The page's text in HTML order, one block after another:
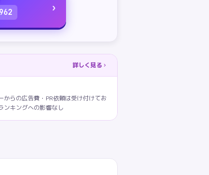
›
詳しく見る
からの広告費・PR依頼は受け付けてお
ンキングへの影響なし